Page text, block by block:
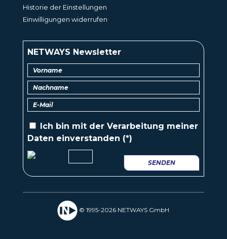
Historie der Einstellungen
Einwilligungen widerrufen
NETWAYS Newsletter
Ich bin mit der Verarbeitung meiner
Daten einverstanden (*)
SENDEN
© 1995-2026 NETWAYS GmbH